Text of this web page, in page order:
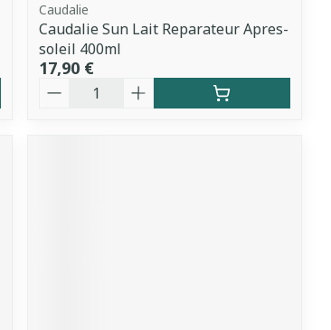
Caudalie
Caudalie Sun Lait Reparateur Apres-
soleil 400ml
17,90 €
Quantité